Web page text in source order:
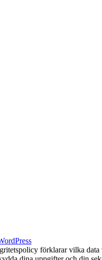
förklarar vilka